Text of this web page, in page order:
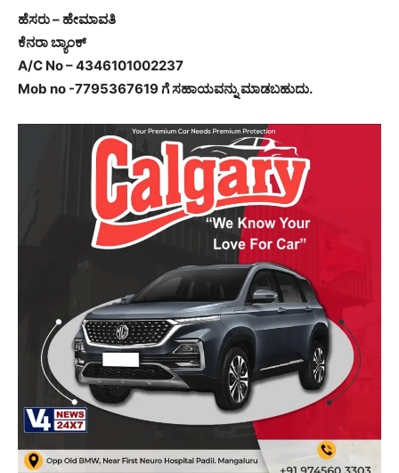
ಹೆಸರು – ಹೇಮಾವತಿ
ಕೆನರಾ ಬ್ಯಾಂಕ್
A/C No – 4346101002237
Mob no -7795367619 ಗೆ ಸಹಾಯವನ್ನು ಮಾಡಬಹುದು.